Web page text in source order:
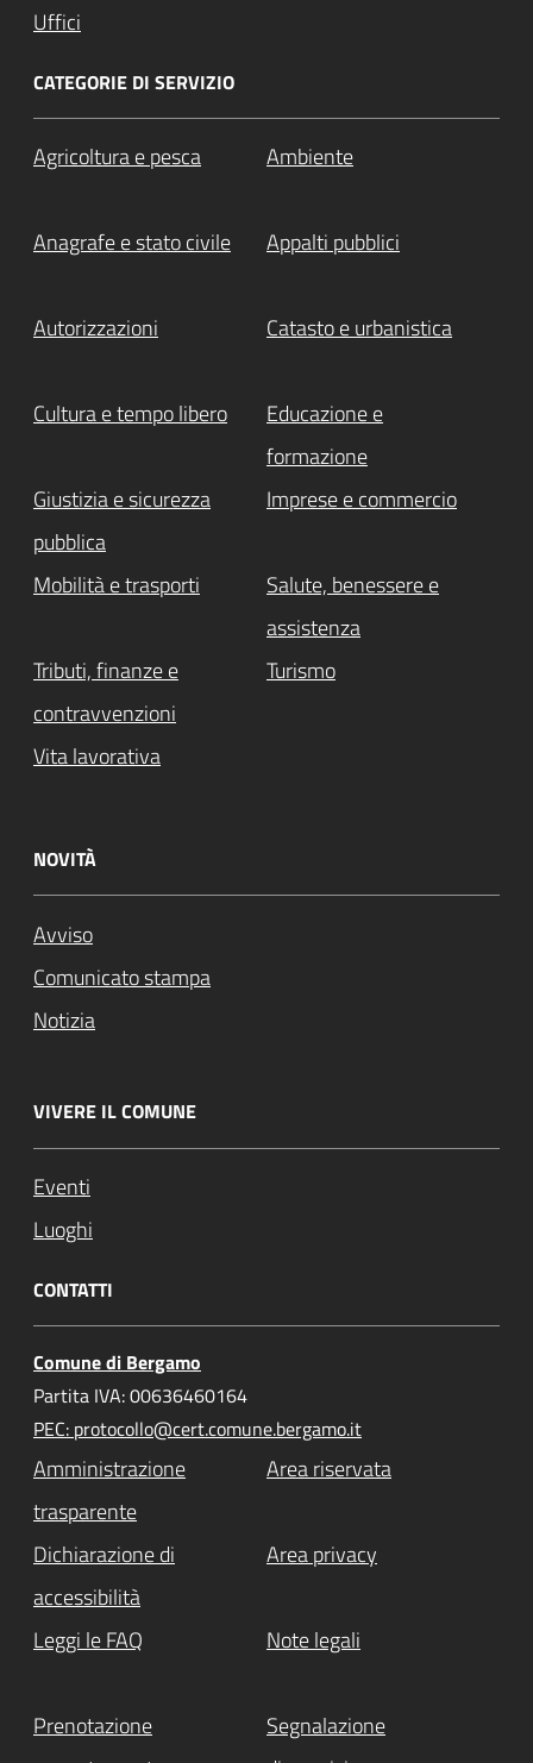
Uffici
CATEGORIE DI SERVIZIO
Agricoltura e pesca Ambiente
Anagrafe e stato civile Appalti pubblici
Autorizzazioni Catasto e urbanistica
Cultura e tempo libero
Educazione e
formazione
Giustizia e sicurezza
pubblica
Imprese e commercio
Mobilità e trasporti
Salute, benessere e
assistenza
Tributi, finanze e
contravvenzioni
Turismo
Vita lavorativa
NOVITÀ
Avviso
Comunicato stampa
Notizia
VIVERE IL COMUNE
Eventi
Luoghi
CONTATTI
Comune di Bergamo
Partita IVA: 00636460164
PEC: protocollo@cert.comune.bergamo.it
Amministrazione
trasparente
Area riservata
Dichiarazione di
accessibilità
Area privacy
Leggi le FAQ Note legali
Prenotazione
Segnalazione